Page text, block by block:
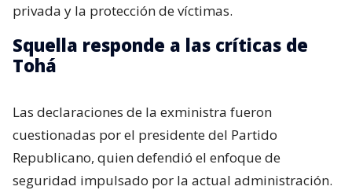
privada y la protección de víctimas.
Squella responde a las críticas de
Tohá
Las declaraciones de la exministra fueron
cuestionadas por el presidente del Partido
Republicano, quien defendió el enfoque de
seguridad impulsado por la actual administración.